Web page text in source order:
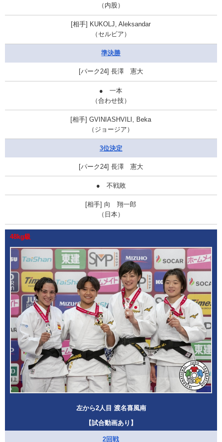
（内股）
KUKOLJ, Aleksandar
（セルビア）
準決勝
長澤 憲大
● 一本
（合わせ技）
GVINIASHVILI, Beka
（ジョージア）
3位決定
長澤 憲大
● 不戦敗
向 翔一郎
（日本）
48kg級
左から2人目 渡名喜風南
【試合動画あり】
2回戦